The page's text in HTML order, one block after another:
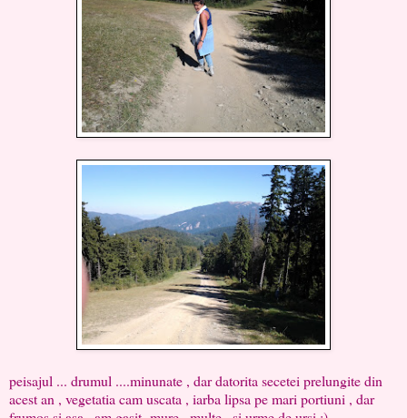
peisajul ... drumul ....minunate , dar datorita secetei prelungite din
acest an , vegetatia cam uscata , iarba lipsa pe mari portiuni , dar